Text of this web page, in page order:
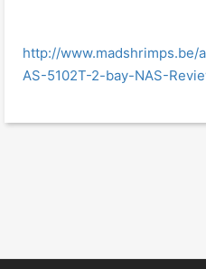
http://
AS-5102T-2-bay-NAS-